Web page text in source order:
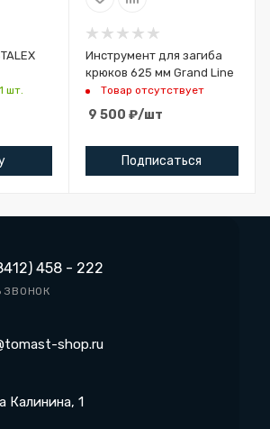
шт.
Инструмент для загиба
крюков 625 мм Grand Line
Товар отсутствует
9 500 ₽/шт
Подписаться
458 - 222
ЗВОНОК
shop.ru
Калинина, 1